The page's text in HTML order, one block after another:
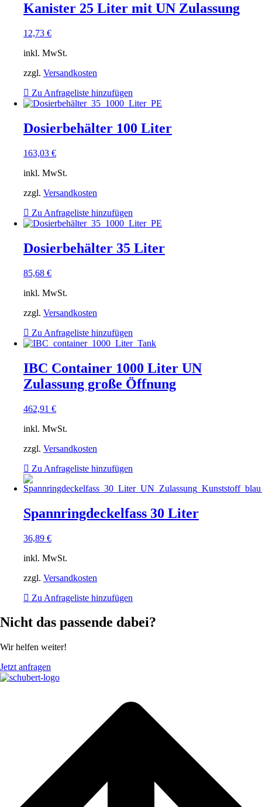
Kanister 25 Liter mit UN Zulassung
12,73 €
inkl. MwSt.
zzgl. Versandkosten
Zu Anfrageliste hinzufügen
Dosierbehälter 100 Liter
163,03 €
inkl. MwSt.
zzgl. Versandkosten
Zu Anfrageliste hinzufügen
Dosierbehälter 35 Liter
85,68 €
inkl. MwSt.
zzgl. Versandkosten
Zu Anfrageliste hinzufügen
IBC Container 1000 Liter UN
Zulassung große Öffnung
462,91 €
inkl. MwSt.
zzgl. Versandkosten
Zu Anfrageliste hinzufügen
Spannringdeckelfass 30 Liter
36,89 €
inkl. MwSt.
zzgl. Versandkosten
Zu Anfrageliste hinzufügen
Nicht das passende dabei?
Wir helfen weiter!
Jetzt anfragen